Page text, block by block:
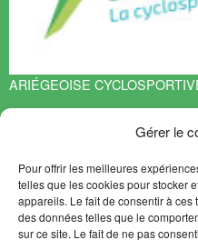
Gérer le
Pour offrir les meilleures
telles que les cookies pour stocker
appareils. Le fait de consentir à
des données telles que le
sur ce site. Le fait de ne pas
ARIÉGEOISE
EN SAVOIR PLUS
Contact
Plan du site